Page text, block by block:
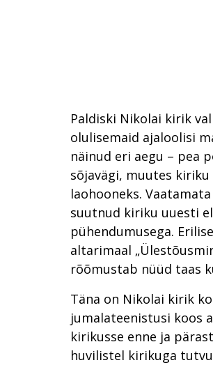
Paldiski Nikolai kirik
olulisemaid ajaloolisi
näinud eri aegu – pea
sõjavägi, muutes
laohooneks.
suutnud kiriku uuesti
pühendumusega.
altarimaal
rõõmustab nüüd taas
Täna on Nikolai kirik
jumalateenistusi koos
kirikusse enne ja
huvilistel kirikuga